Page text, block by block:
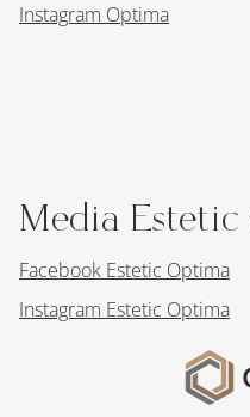
Media
Facebook Estetic Optima
Instagram Estetic Optima
Instagram Optima